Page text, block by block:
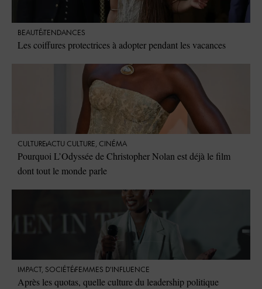
BEAUTÉ TENDANCES
Les coiffures protectrices à adopter pendant les vacances
CULTUREACTU CULTURE, CINÉMA
Pourquoi L’Odyssée de Christopher Nolan est déjà le film
dont tout le monde parle
IMPACT , SOCIÉTÉ FEMMES D'INFLUENCE
Après les quotas, quelle culture du leadership politique